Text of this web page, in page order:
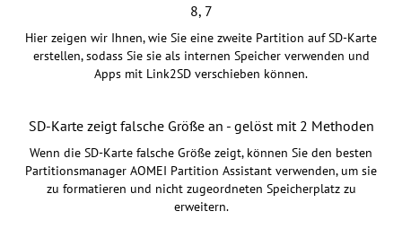
8, 7
Hier zeigen wir Ihnen, wie Sie eine zweite Partition auf SD-Karte
erstellen, sodass Sie sie als internen Speicher verwenden und
Apps mit Link2SD verschieben können.
SD-Karte zeigt falsche Größe an - gelöst mit 2 Methoden
Wenn die SD-Karte falsche Größe zeigt, können Sie den besten
Partitionsmanager AOMEI Partition Assistant verwenden, um sie
zu formatieren und nicht zugeordneten Speicherplatz zu
erweitern.